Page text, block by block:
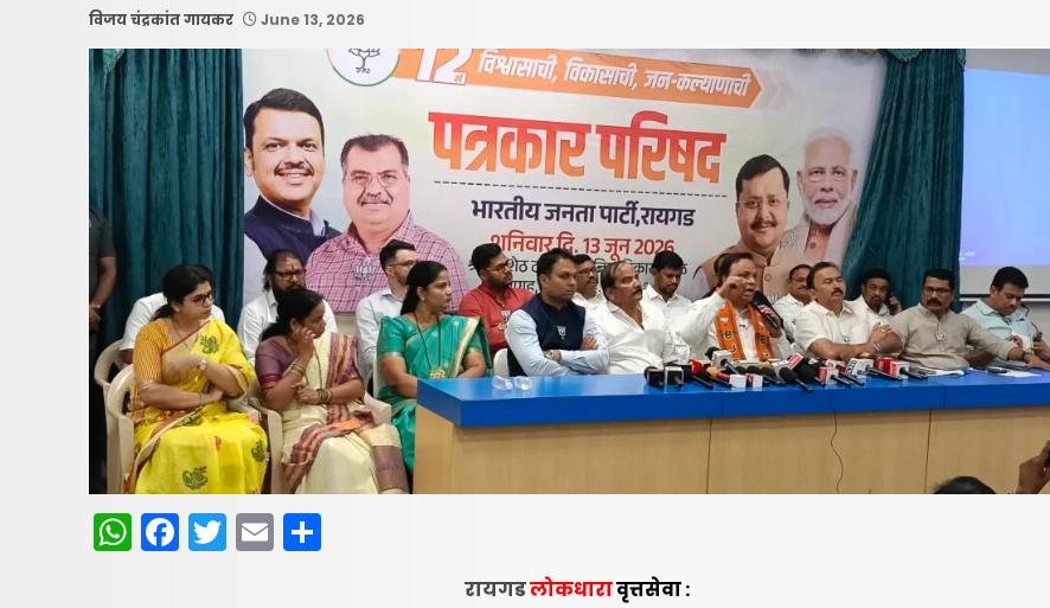
विजय चंद्रकांत गायकर June 13, 2026
WhatsApp
Facebook
Twitter
Email
रायगडलोकधारावृत्तसेवा :